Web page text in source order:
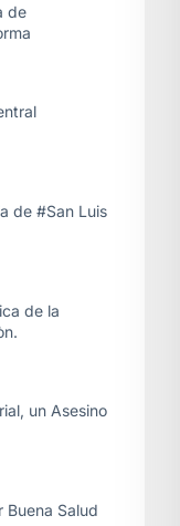
de
de #San Luis
de la
un Asesino
Buena Salud